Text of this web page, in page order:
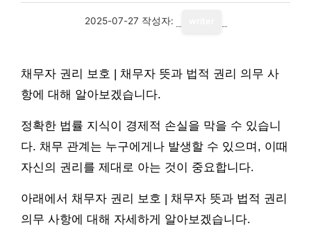
2025-07-27 작성자:
채무자 권리 보호 | 채무자 뜻과 법적 권리 의무 사
항에 대해 알아보겠습니다.
정확한 법률 지식이 경제적 손실을 막을 수 있습니
다. 채무 관계는 누구에게나 발생할 수 있으며, 이때
자신의 권리를 제대로 아는 것이 중요합니다.
아래에서 채무자 권리 보호 | 채무자 뜻과 법적 권리
의무 사항에 대해 자세하게 알아보겠습니다.